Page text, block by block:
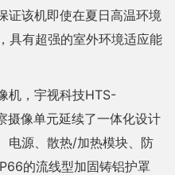
证该机即使在夏日高温环境
具有超强的室外环境适应能
机，宇视科技HTS-
摄像单元延续了一体化设计
电源、散热/加热模块、防
的流线型加固铸铝护罩